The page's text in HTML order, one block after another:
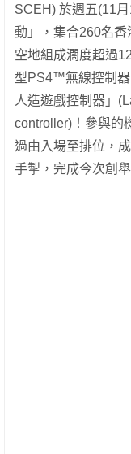
SCEH) 於週五(11
動」，集合260名
空地組成濶度超過
型PS4™無線控制器
人造遊戲控制器」
controller)！參與的
過由入場至排位，
手掣，完成今次創舉